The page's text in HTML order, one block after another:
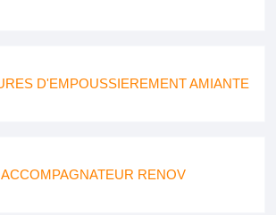
D'EMPOUSSIEREMENT AMIANTE
RENOV